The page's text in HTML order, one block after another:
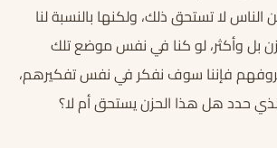
الناس لا تستحق ذلك، ولكنها بالنسبة لنا
بل وأكثر، لو كنا في نفس موضع تلك
فإننا سوف نفكر في نفس تفكيرهم،
حدد هل هذا الحزن يستحق أم لا؟